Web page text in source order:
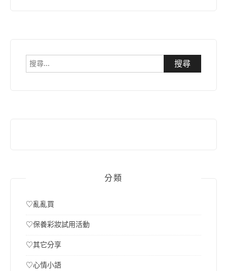
搜
尋
分類
♡亂亂買
♡保養彩妝試用活動
♡其它分享
♡心情小語